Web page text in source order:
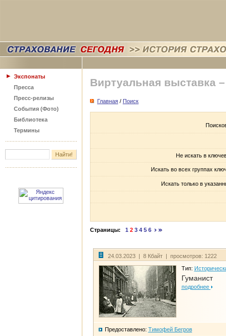
Экспонаты
Пресса
Пресс-релизы
События (Фото)
Библиотека
Термины
Виртуальная выставка
Главная / Поиск
Не искать в
Искать во всех группах
Искать только в
Страницы: 1 2 3 4 5 6
24.03.2023 | 8 Кбайт | просмотров: 1222
Тип:
Гуманист
подробнее
Предоставлено: Тимофей Бегров